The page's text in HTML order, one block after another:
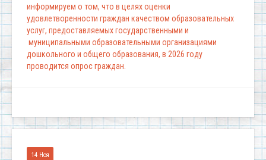
информируем о том, что в целях оценки
удовлетворенности граждан качеством образовательных
услуг, предоставляемых государственными и
муниципальными образовательными организациями
дошкольного и общего образования, в 2026 году
проводится опрос граждан.
14 Ноя